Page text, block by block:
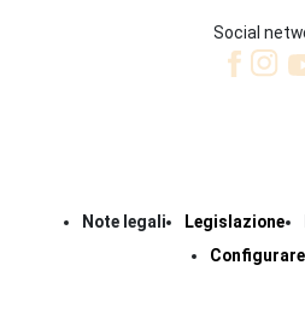
Social
Note legali Legislazione